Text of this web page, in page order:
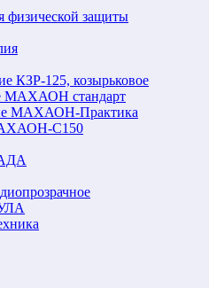
физической защиты
КЗР-125, козырьковое
МАХАОН стандарт
МАХАОН-Практика
С150